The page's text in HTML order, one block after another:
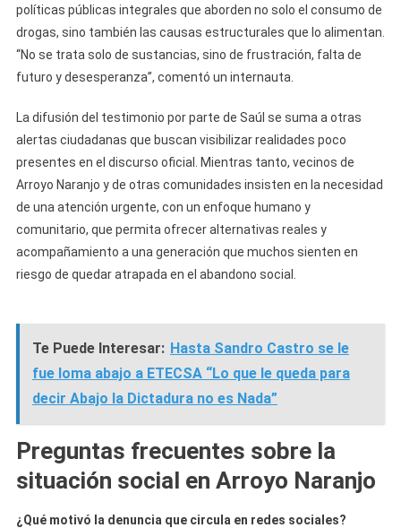
políticas públicas integrales que aborden no solo el consumo de
drogas, sino también las causas estructurales que lo alimentan.
“No se trata solo de sustancias, sino de frustración, falta de
futuro y desesperanza”, comentó un internauta.
La difusión del testimonio por parte de Saúl se suma a otras
alertas ciudadanas que buscan visibilizar realidades poco
presentes en el discurso oficial. Mientras tanto, vecinos de
Arroyo Naranjo y de otras comunidades insisten en la necesidad
de una atención urgente, con un enfoque humano y
comunitario, que permita ofrecer alternativas reales y
acompañamiento a una generación que muchos sienten en
riesgo de quedar atrapada en el abandono social.
Te Puede Interesar: Hasta Sandro Castro se le
fue loma abajo a ETECSA “Lo que le queda para
decir Abajo la Dictadura no es Nada”
Preguntas frecuentes sobre la
situación social en Arroyo Naranjo
¿Qué motivó la denuncia que circula en redes sociales?